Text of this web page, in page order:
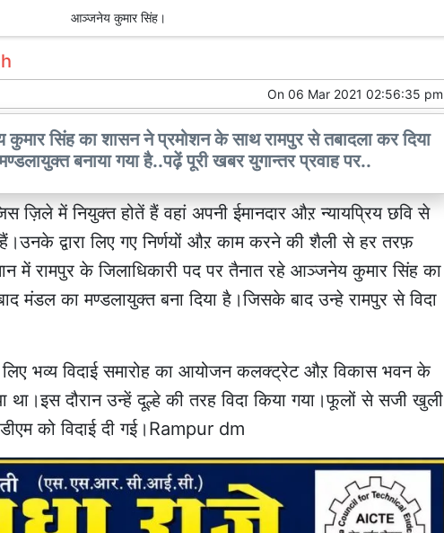
आञ्जनेय कुमार सिंह।
On 06 Mar 2021 02:56:35 pm
सिंह का शासन ने प्रमोशन के साथ रामपुर से तबादला कर दिया
बनाया गया है..पढ़ें पूरी खबर युगान्तर प्रवाह पर..
में नियुक्त होतें हैं वहां अपनी ईमानदार औऱ न्यायप्रिय छवि से
द्वारा लिए गए निर्णयों औऱ काम करने की शैली से हर तरफ़
में रामपुर के जिलाधिकारी पद पर तैनात रहे आञ्जनेय कुमार सिंह का
मंडल का मण्डलायुक्त बना दिया है।जिसके बाद उन्हे रामपुर से विदा
भव्य विदाई समारोह का आयोजन कलक्ट्रेट औऱ विकास भवन के
था।इस दौरान उन्हें दूल्हे की तरह विदा किया गया।फूलों से सजी खुली
को विदाई दी गई।Rampur dm